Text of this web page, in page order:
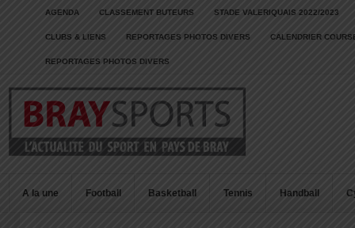
AGENDA CLASSEMENT BUTEURS STADE VALERIQUAIS 2022/2023
CLUBS & LIENS REPORTAGES PHOTOS DIVERS CALENDRIER
REPORTAGES PHOTOS DIVERS
A la une Football Basketball Tennis Handball